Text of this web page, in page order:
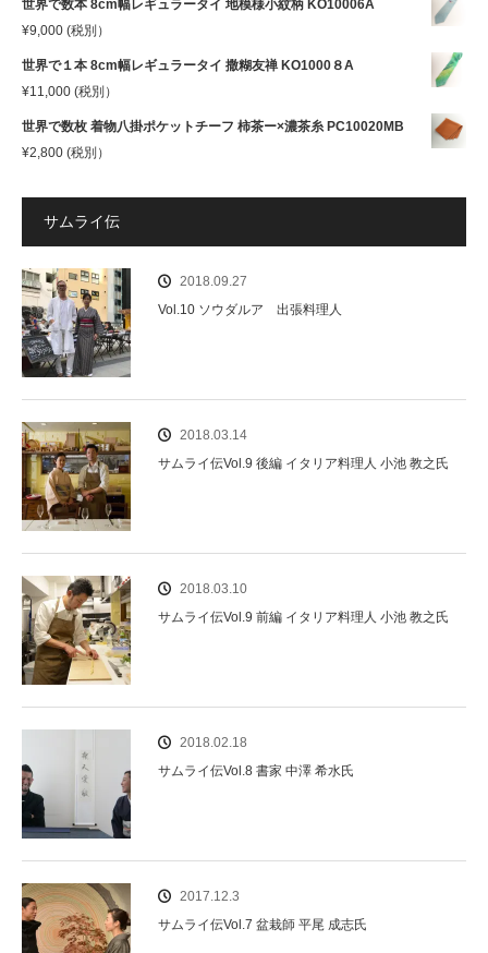
世界で数本 8cm幅レギュラータイ 地模様小紋柄 KO10006A
¥9,000 (税別）
世界で１本 8cm幅レギュラータイ 撒糊友禅 KO1000８A
¥11,000 (税別）
世界で数枚 着物八掛ポケットチーフ 柿茶ー×濃茶糸 PC10020MB
¥2,800 (税別）
サムライ伝
2018.09.27
Vol.10 ソウダルア 出張料理人
2018.03.14
サムライ伝Vol.9 後編 イタリア料理人 小池 教之氏
2018.03.10
サムライ伝Vol.9 前編 イタリア料理人 小池 教之氏
2018.02.18
サムライ伝Vol.8 書家 中澤 希水氏
2017.12.3
サムライ伝Vol.7 盆栽師 平尾 成志氏